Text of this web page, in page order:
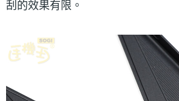
刮的效果有限。